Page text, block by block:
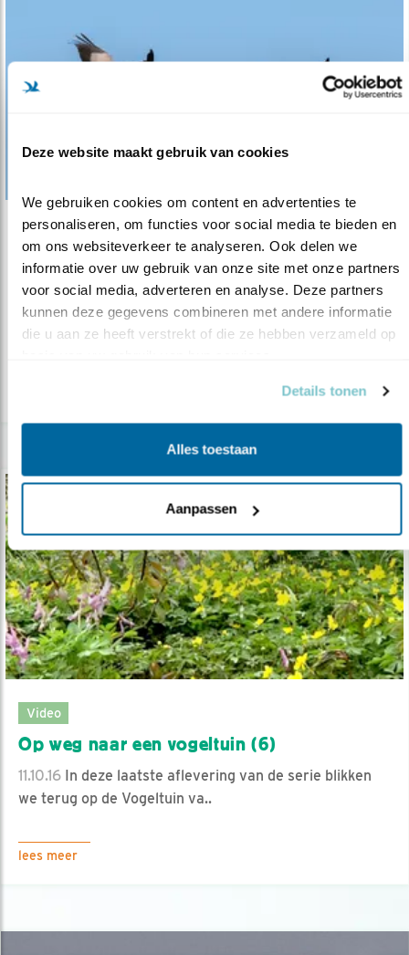
Deze website maakt gebruik van cookies
We gebruiken cookies om content en advertenties te
personaliseren, om functies voor social media te bieden en
om ons websiteverkeer te analyseren. Ook delen we
informatie over uw gebruik van onze site met onze partners
voor social media, adverteren en analyse. Deze partners
kunnen deze gegevens combineren met andere informatie
die u aan ze heeft verstrekt of die ze hebben verzameld op
Details tonen
Alles toestaan
Aanpassen
Tip
Fotohut special: kraanvogels
12.10.16Hans Peeters heeft op zich genomen om elke
maand een vogelobservatiehut te ..
Video
Op weg naar een vogeltuin (6)
11.10.16 In deze laatste aflevering van de serie blikken
we terug op de Vogeltuin va..
lees meer